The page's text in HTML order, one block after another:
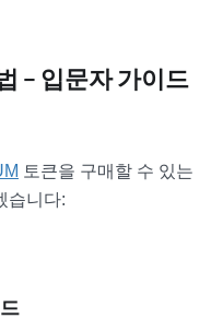
– 입문자 가이드
토큰을 구매할 수 있는
습니다: